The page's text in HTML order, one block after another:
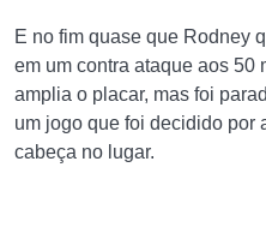
E no fim quase que Rodney
em um contra ataque aos 50
amplia o placar, mas foi
um jogo que foi decidido por
cabeça no lugar.